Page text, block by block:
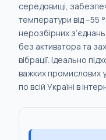
середовищі,
температури від –55
нерозбірних
без активатора та
вібрації. Ідеально
важких промислових
по всій Україні в